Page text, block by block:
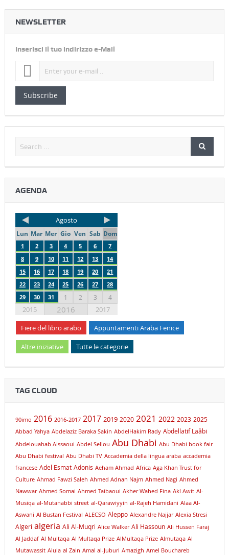
NEWSLETTER
Inserisci il tuo indirizzo e-Mail
Subscribe
AGENDA
Agosto
Lun Mar Mer Gio Ven Sab Dom
1 2 3 4 5 6
7
8
9 10 11 12 13
14
15
16 17 18 19 20
21
22
23 24 25 26 27
28
29
30 31 1 2 3 4
2015 2016
2017
Fiere del libro arabo
Appuntamenti Araba Fenice
Altre iniziative Tutte le categorie
TAG CLOUD
90imo 2016 2016-2017 2017 2019 2020 2021 2022 2023 2025
Abbad Yahya Abdelaziz Baraka Sakin AbdelHakim Rady Abdellatif Laâbi
Abdelouahab Aissaoui Abdel Sellou Abu Dhabi Abu Dhabi book fair
Abu Dhabi festival Abu Dhabi TV Accademia della lingua araba accademia
francese Adel Esmat Adonis Aeham Ahmad Africa Aga Khan Trust for
Culture Ahmad Fawzi Saleh Ahmed Adnan Najm Ahmed Nagi Ahmed
Nawwar Ahmed Somai Ahmed Taibaoui Akher Wahed Fina Akl Awit Al-
Musiqa al-Mutanabbi street al-Qarawiyyin al-Rajeh Hamidani Alaa Al-
Aswani Al Bustan Festival ALECSO Aleppo Alexandre Najjar Alexia Stresi
Algeri algeria Ali Al-Muqri Alice Walker Ali Hassoun Ali Hussen Faraj
Al Jaddaf Al Multaqa Al Multaqa Prize AlMultaqa Prize Almutaqa Al
Mutawassit Alula al Zain Amal al-Juburi Amazigh Amel Bouchareb